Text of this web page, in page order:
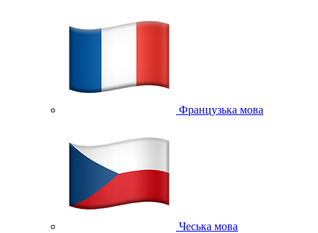
Французька мова
Чеська мова